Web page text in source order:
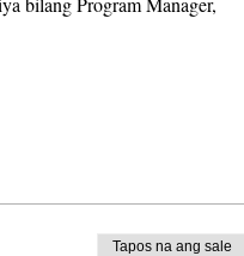
Tapos na ang sale